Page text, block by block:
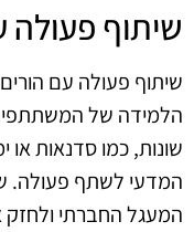
שיתוף פעולה
שיתוף פעולה עם
הלמידה של
שונות, כמו סדנאות או
המדעי לשתף פעולה.
המעגל החברתי